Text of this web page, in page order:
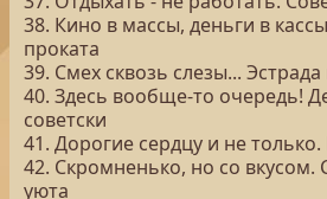
38. Кино в массы, деньги в
проката
39. Смех сквозь слезы...
40. Здесь вообще-то очередь!
советски
41. Дорогие сердцу и не
42. Скромненько, но со вкусом.
уюта